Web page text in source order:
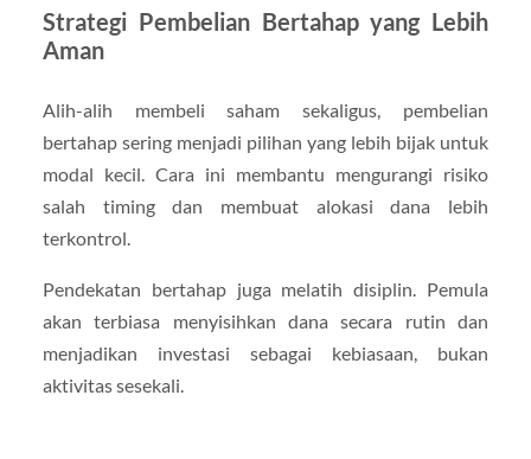
Strategi Pembelian Bertahap yang Lebih
Aman
Alih-alih membeli saham sekaligus, pembelian
bertahap sering menjadi pilihan yang lebih bijak untuk
modal kecil. Cara ini membantu mengurangi risiko
salah timing dan membuat alokasi dana lebih
terkontrol.
Pendekatan bertahap juga melatih disiplin. Pemula
akan terbiasa menyisihkan dana secara rutin dan
menjadikan investasi sebagai kebiasaan, bukan
aktivitas sesekali.